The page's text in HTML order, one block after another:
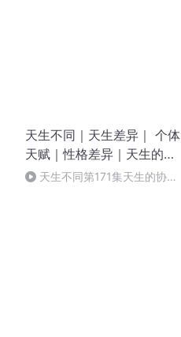
天生不同｜天生差异｜ 个体
天赋｜性格差异｜天生的魅
力 天生不同第171集天生的协同